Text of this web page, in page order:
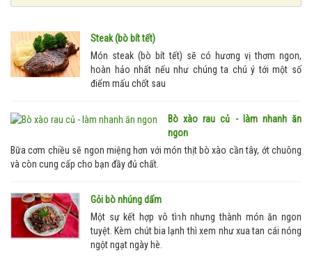
Steak (bò bít tết)
Món steak (bò bít tết) sẽ có hương vị thơm ngon,
hoàn hảo nhất nếu như chúng ta chú ý tới một số
điểm mấu chốt sau
Bò xào rau củ - làm nhanh ăn
ngon
Bữa cơm chiều sẽ ngon miệng hơn với món thịt bò xào cần tây, ớt chuông
và còn cung cấp cho bạn đầy đủ chất.
Gỏi bò nhúng dấm
Một sự kết hợp vô tình nhưng thành món ăn ngon
tuyệt. Kèm chút bia lạnh thì xem như xua tan cái nóng
ngột ngạt ngày hè.